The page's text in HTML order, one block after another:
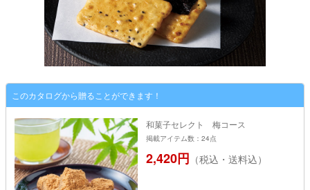
このカタログから贈ることができます！
和菓子セレクト 梅コース
掲載アイテム数：24点
2,420円 （税込・送料込）